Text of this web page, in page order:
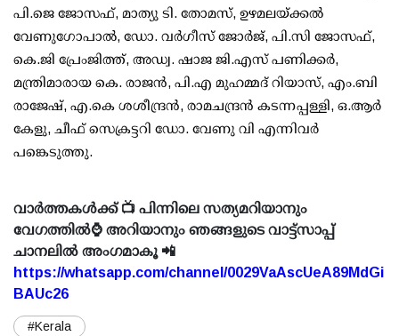
പി.ജെ ജോസഫ്, മാത്യു ടി. തോമസ്, ഉഴമലയ്ക്കല്‍
വേണുഗോപാല്‍, ഡോ. വര്‍ഗീസ് ജോര്‍ജ്, പി.സി ജോസഫ്,
കെ.ജി പ്രേംജിത്ത്, അഡ്വ. ഷാജ ജി.എസ് പണിക്കര്‍,
മന്ത്രിമാരായ കെ. രാജന്‍, പി.എ മുഹമ്മദ് റിയാസ്, എം.ബി
രാജേഷ്, എ.കെ ശശീന്ദ്രന്‍, രാമചന്ദ്രന്‍ കടന്നപ്പള്ളി, ഒ.ആര്‍
കേളു, ചീഫ് സെക്രട്ടറി ഡോ. വേണു വി എന്നിവര്‍
പങ്കെടുത്തു.
വാർത്തകൾക്ക് 📺 പിന്നിലെ സത്യമറിയാനും
വേഗത്തിൽ⌚ അറിയാനും ഞങ്ങളുടെ വാട്ട്സാപ്പ്
ചാനലിൽ അംഗമാകൂ 📲
https://whatsapp.com/channel/0029VaAscUeA89MdGi
BAUc26
#Kerala